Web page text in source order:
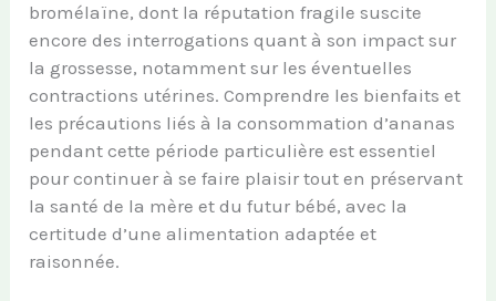
bromélaïne, dont la réputation fragile suscite
encore des interrogations quant à son impact sur
la grossesse, notamment sur les éventuelles
contractions utérines. Comprendre les bienfaits et
les précautions liés à la consommation d’ananas
pendant cette période particulière est essentiel
pour continuer à se faire plaisir tout en préservant
la santé de la mère et du futur bébé, avec la
certitude d’une alimentation adaptée et
raisonnée.